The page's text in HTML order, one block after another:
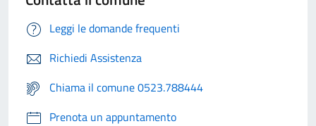
Leggi le domande frequenti
Richiedi Assistenza
Chiama il comune 0523.788444
Prenota un appuntamento